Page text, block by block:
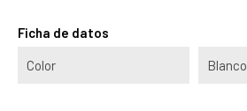
Ficha de datos
Color Blanco